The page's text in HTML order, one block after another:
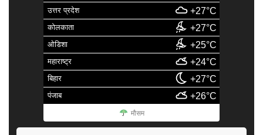
उत्तर प्रदेश +27°C
कोलकाता +27°C
ओडिशा +25°C
महाराष्ट्र +24°C
बिहार +27°C
पंजाब +26°C
मौसम